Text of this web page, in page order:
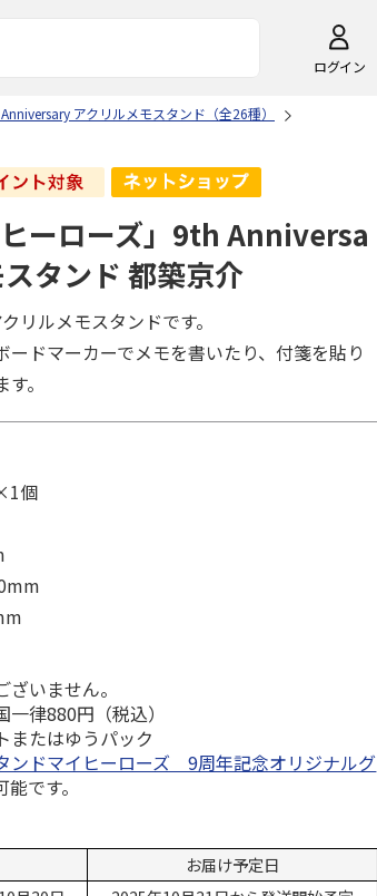
ログイン
アクリルメモスタンド（全26種）
ヒーローズ」9th Anniversa
タンド 都築京介
リルメモスタンドです。
ードマーカーでメモを書いたり、付箋を貼り
。
個
いません。
律880円（税込）
たはゆうパック
ンドマイヒーローズ 9周年記念オリジナルグ
です。
お届け予定日